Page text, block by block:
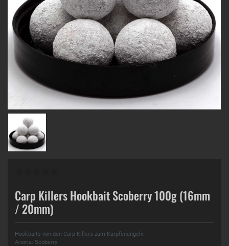
Carp Killers Hookbait Scoberry 100g (16mm
/ 20mm)
Hookbaits von den Carp Killers zum Karpfenangeln
Aroma: Scoberry